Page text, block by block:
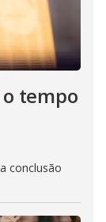
tempo
conclusão